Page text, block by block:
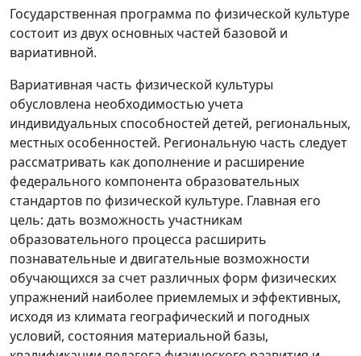
Государственная программа по физической культуре
состоит из двух основных частей базовой и
вариативной.
Вариативная часть физической культуры
обусловлена необходимостью учета
индивидуальных способностей детей, региональных,
местных особенностей. Региональную часть следует
рассматривать как дополнение и расширение
федерального компонента образовательных
стандартов по физической культуре. Главная его
цель: дать возможность участникам
образовательного процесса расширить
познавательные и двигательные возможности
обучающихся за счет различных форм физических
упражнений наиболее приемлемых и эффективных,
исходя из климата географический и погодных
условий, состояния материальной базы,